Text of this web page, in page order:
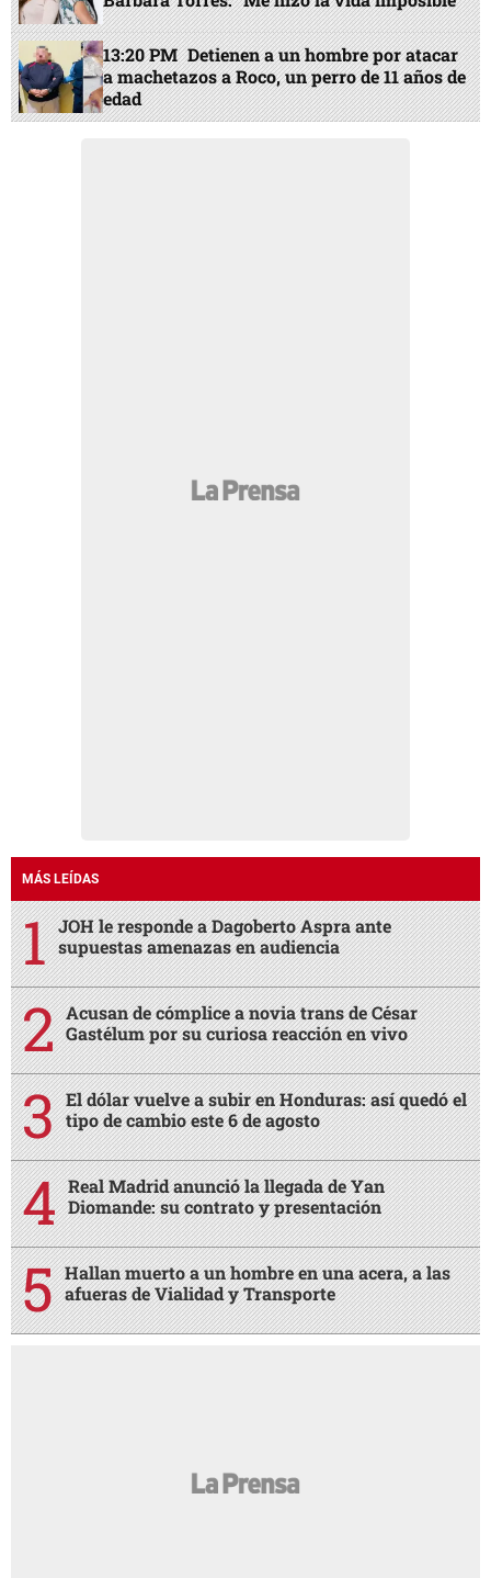
13:20 PM Detienen a un hombre por atacar
a machetazos a Roco, un perro de 11 años de
edad
MÁS LEÍDAS
JOH le responde a Dagoberto Aspra ante
supuestas amenazas en audiencia
Acusan de cómplice a novia trans de César
Gastélum por su curiosa reacción en vivo
El dólar vuelve a subir en Honduras: así quedó el
tipo de cambio este 6 de agosto
Real Madrid anunció la llegada de Yan
Diomande: su contrato y presentación
Hallan muerto a un hombre en una acera, a las
afueras de Vialidad y Transporte